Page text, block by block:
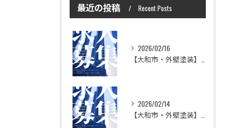
最近の投稿 Recent Posts
2026/02/16
【大和市・外壁塗装】株式会社シモダで一緒に働いてみませんか？職人さん募集中
2026/02/14
【大和市・外壁塗装】株式会社シモダの想い